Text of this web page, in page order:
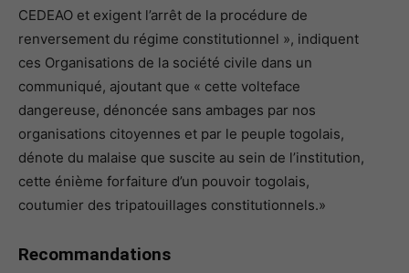
CEDEAO et exigent l’arrêt de la procédure de
renversement du régime constitutionnel », indiquent
ces Organisations de la société civile dans un
communiqué, ajoutant que « cette volteface
dangereuse, dénoncée sans ambages par nos
organisations citoyennes et par le peuple togolais,
dénote du malaise que suscite au sein de l’institution,
cette énième forfaiture d’un pouvoir togolais,
coutumier des tripatouillages constitutionnels.»
Recommandations